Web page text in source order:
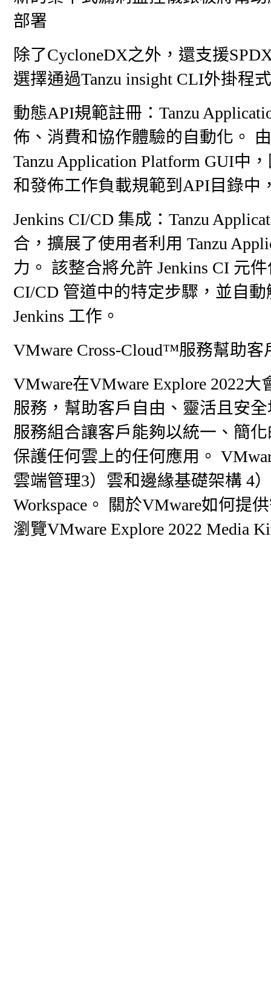
部署
除了CycloneDX之外，還支援
選擇通過Tanzu insight CLI外掛程
動態API規範註冊：Tanzu
佈、消費和協作體驗的自動化。
Tanzu Application Platform GUI中
和發佈工作負載規範到API目錄中
Jenkins CI/CD 集成：Tanzu
合，擴展了使用者利用 Tanzu
力。 該整合將允許 Jenkins CI 元
CI/CD 管道中的特定步驟，並自動
Jenkins 工作。
VMware Cross-Cloud™服務幫助
VMware在VMware Explore 2022
服務，幫助客戶自由、靈活且安
服務組合讓客戶能夠以統一、簡
保護任何雲上的任何應用。
雲端管理3）雲和邊緣基礎架構 4
Workspace。 關於VMware如何提
瀏覽VMware Explore 2022 Media